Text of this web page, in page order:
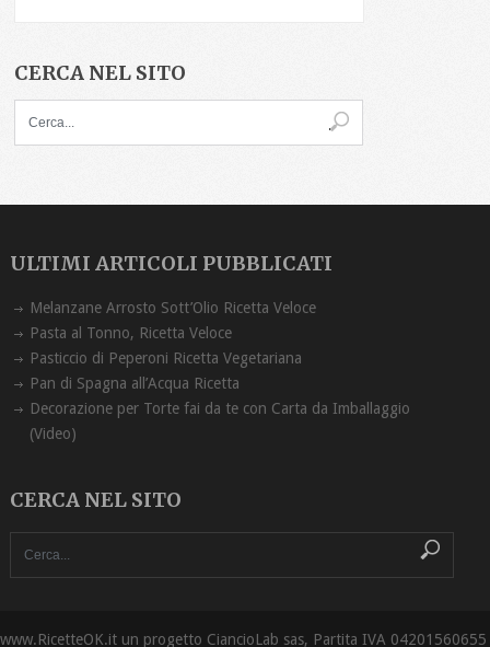
CERCA NEL SITO
ULTIMI ARTICOLI PUBBLICATI
Melanzane Arrosto Sott’Olio Ricetta ‏Veloce
Pasta al Tonno, Ricetta Veloce
Pasticcio di Peperoni Ricetta Vegetariana
Pan di Spagna all’Acqua Ricetta
Decorazione per Torte fai da te con Carta da Imballaggio
(Video)
CERCA NEL SITO
www.RicetteOK.it un progetto CiancioLab sas, Partita IVA 04201560655